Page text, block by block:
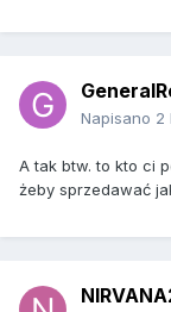
Napisano 2
A tak btw. to kto ci
żeby sprzedawać